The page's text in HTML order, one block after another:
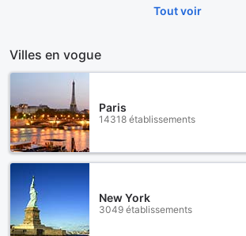
Tout voir
Villes en vogue
Paris
14318 établissements
New York
3049 établissements